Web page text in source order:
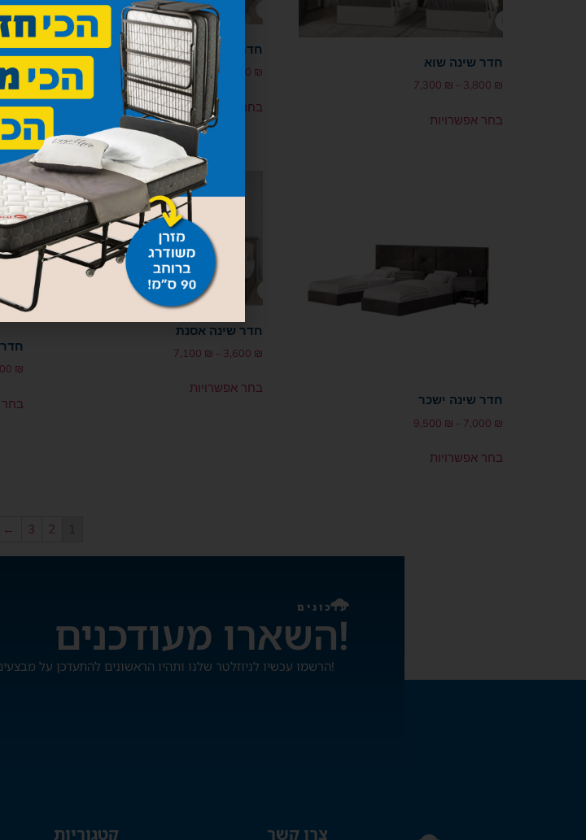
חדר שינה שוא
3,800 ₪
–
7,300 ₪
בחר אפשרויות
חדר שינה רבקה
6,000 ₪
–
8,500₪
בחר אפשרויות
חדר
חדר שינה ישכר
7,000 ₪
–
9,500 ₪
בחר אפשרויות
חדר שינה אסנת
3,600 ₪
–
7,100 ₪
בחר אפשרויות
₪
בחר
1
2
3
←
עדכונים
השארו מעודכנים!
הרשמו עכשיו לניוזלטר שלנו ותהיו הראשונים להתעדכן על מבצעים והטבות!
צרו קשר קטגוריות